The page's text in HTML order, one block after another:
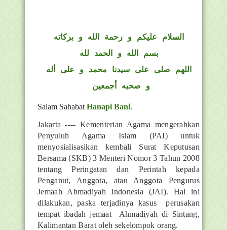
السلام عليكم و رحمة الله و بركاته
بسم الله و الحمد لله
اللهم صلى على سيدنا محمد و على أله
و صحبه أجمعين
Salam Sahabat Hanapi Bani.
Jakarta ---- Kementerian Agama mengerahkan
Penyuluh Agama Islam (PAI) untuk
menyosialisasikan kembali Surat Keputusan
Bersama (SKB) 3 Menteri Nomor 3 Tahun 2008
tentang Peringatan dan Perintah kepada
Penganut, Anggota, atau Anggota Pengurus
Jemaah Ahmadiyah Indonesia (JAI). Hal ini
dilakukan, paska terjadinya kasus perusakan
tempat ibadah jemaat Ahmadiyah di Sintang,
Kalimantan Barat oleh sekelompok orang.